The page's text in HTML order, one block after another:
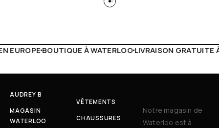
LIVRAISON GRATUITE À PARTIR DE 150€LIVE
AUDREY B
MAGASIN
WATERLOO
VÊTEMENTS
CHAUSSURES
Notre magasin de
Waterloo est à